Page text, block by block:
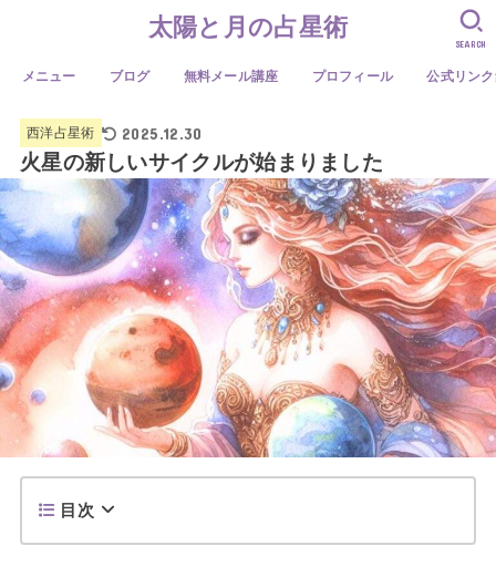
太陽と月の占星術
メニュー ブログ 無料メール講座 プロフィール 公式リン
SEARCH
西洋占星術 2025.12.30
火星の新しいサイクルが始まりました
目次